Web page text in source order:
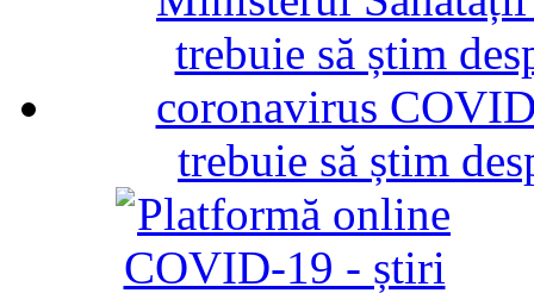
trebuie să știm